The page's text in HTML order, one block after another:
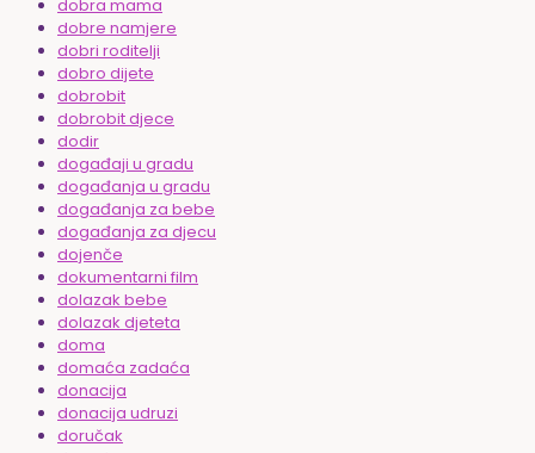
dobra mama
dobre namjere
dobri roditelji
dobro dijete
dobrobit
dobrobit djece
dodir
događaji u gradu
događanja u gradu
događanja za bebe
događanja za djecu
dojenče
dokumentarni film
dolazak bebe
dolazak djeteta
doma
domaća zadaća
donacija
donacija udruzi
doručak